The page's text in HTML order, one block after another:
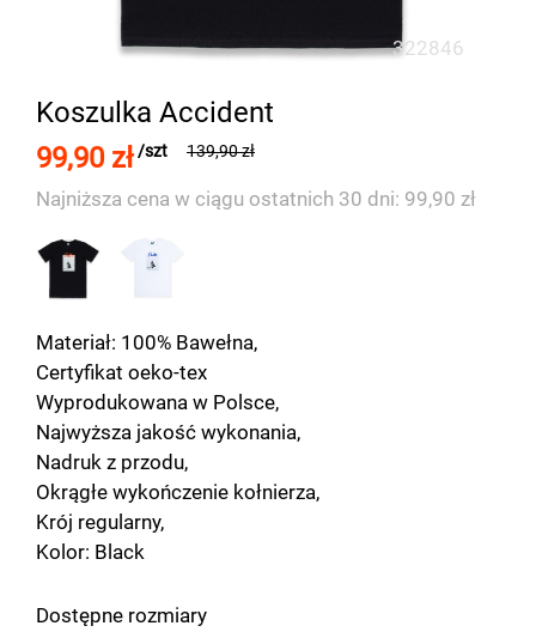
Koszulka Accident
322846
99,90 zł /szt 139,90 zł
Najniższa cena w ciągu ostatnich 30 dni: 99,90 zł
Materiał: 100% Bawełna,
Certyfikat oeko-tex
Wyprodukowana w Polsce,
Najwyższa jakość wykonania,
Nadruk z przodu,
Okrągłe wykończenie kołnierza,
Krój regularny,
Kolor: Black
Dostępne rozmiary